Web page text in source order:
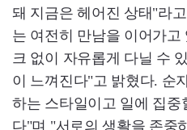
돼 지금은 헤어진 상태"라
는 여전히 만남을 이어가
크 없이 자유롭게 다닐 수
이 느껴진다"고 밝혔다. 순
하는 스타일이고 일에 집
다"며 "서로의 생활을 존중